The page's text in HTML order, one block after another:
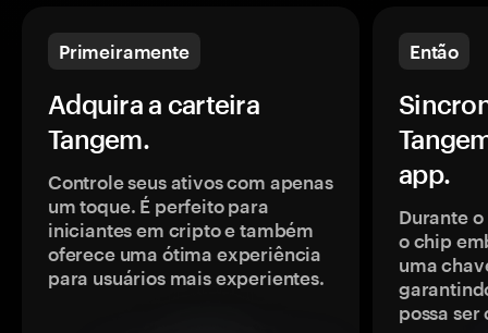
Primeiramente
Adquira a carteira
Tangem.
Controle seus ativos com apenas
um toque. É perfeito para
iniciantes em cripto e também
oferece uma ótima experiência
para usuários mais experientes.
Então
app.
Durante
o chip
uma
possa